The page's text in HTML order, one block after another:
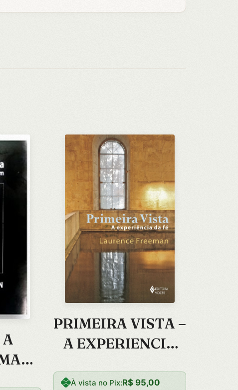
PRIMEIRA VISTA –
A EXPERIENCIA
À vista no Pix:R$ 95,00